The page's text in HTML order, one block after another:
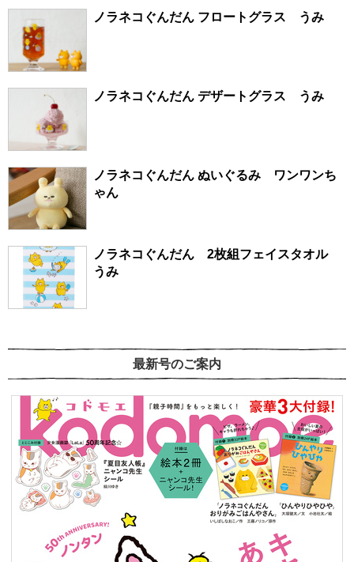
ノラネコぐんだん フロートグラス うみ
ノラネコぐんだん デザートグラス うみ
ノラネコぐんだん ぬいぐるみ ワンワンち
ゃん
ノラネコぐんだん 2枚組フェイスタオル
うみ
最新号のご案内